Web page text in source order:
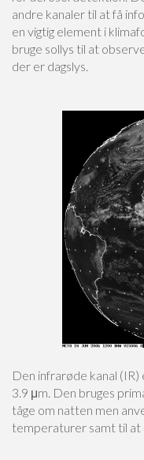
andre kanaler til at få
en vigtig element i
bruge sollys til at
der er dagslys.
Den infrarøde kanal
3.9 μm. Den bruges
tåge om natten men
temperaturer samt til